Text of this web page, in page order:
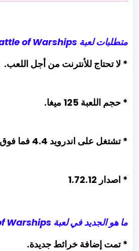
متطلبات لعبة Battle of Warships:
* لا تحتاج للأنترنت من أجل اللعب.
* حجم اللعبة 125 ميغا.
* تشتغل على اندرويد 4.4 فما فوق.
* اصدار 1.72.12
ما هو الجديد في لعبة Battle of Warships:
* تمت إضافة خرائط جديدة.